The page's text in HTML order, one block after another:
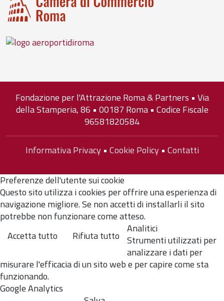
Fondazione per l'Attrazione Roma & Partners • Via
della Stamperia, 86 • 00187 Roma • Codice Fiscale
96581820584
Informativa Privacy• Cookie Policy• Contatti
Preferenze dell'utente sui cookie
Questo sito utilizza i cookies per offrire una esperienza di
navigazione migliore. Se non accetti di installarli il sito
potrebbe non funzionare come atteso.
Accetta tutto
Rifiuta tutto
Analitici
Strumenti utilizzati per
analizzare i dati per
misurare l'efficacia di un sito web e per capire come sta
funzionando.
Google Analytics